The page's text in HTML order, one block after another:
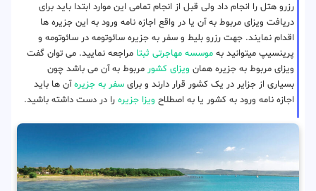
رزرو هتل را انجام داد ولی قبل از انجام تمامی این موارد ابتدا باید برای
دریافت ویزای مربوط به آن یا در واقع اجازه نامه ورود به این جزیره ها
اقدام نمایند. جهت رزرو بلیط و سفر به جزیره سائوتومه در سائوتومه و
پرینسیپ میتوانید به موسسه مهاجرتی ثبتا مراجعه نمایید. می توان گفت
ویزای مربوط به جزیره همان ویزای کشور مربوط به آن می باشد چون
بسیاری از جزایر در یک کشور قرار دارند و برای سفر به جزیرهآن ها باید
اجازه نامه ورود به کشور یا به اصطلاح ویزا جزیره را در دست داشته باشید.